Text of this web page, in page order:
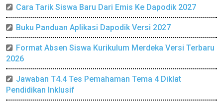
Cara Tarik Siswa Baru Dari Emis Ke Dapodik 2027
Buku Panduan Aplikasi Dapodik Versi 2027
Format Absen Siswa Kurikulum Merdeka Versi Terbaru
2026
Jawaban T4.4 Tes Pemahaman Tema 4 Diklat
Pendidikan Inklusif